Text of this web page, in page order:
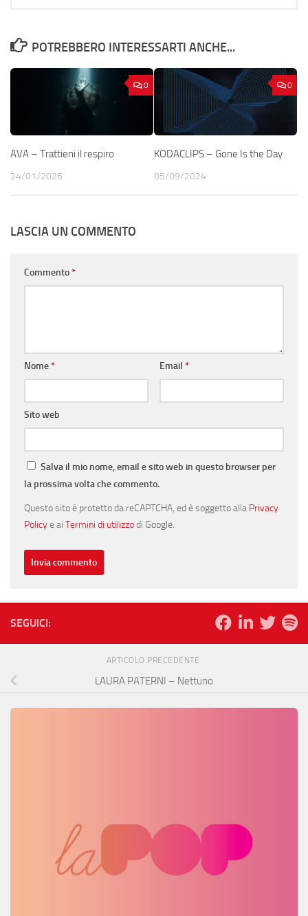
POTREBBERO INTERESSARTI ANCHE...
0
AVA – Trattieni il respiro
24/01/2026
0
KODACLIPS – Gone Is the Day
05/09/2024
LASCIA UN COMMENTO
Commento*
Nome* Email *
Sito web
Salva il mio nome, email e sito web in questo browser per
la prossima volta che commento.
Questo sito è protetto da reCAPTCHA, ed è soggetto alla Privacy
Policye ai Termini di utilizzodi Google.
SEGUICI:
ARTICOLO PRECEDENTE
LAURA PATERNI – Nettuno